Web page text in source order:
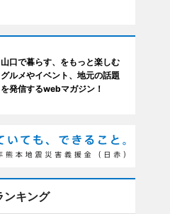
山口で暮らす、をもっと楽しむ
グルメやイベント、地元の話題
を発信するwebマガジン！
ンキング